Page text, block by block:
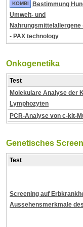
KOMBI
Bestimmung
Umwelt- und
Nahrungsmittelallergene
- PAX technology
Onkogenetika
Test
Molekulare Analyse der
Lymphozyten
PCR-Analyse von c-kit-
Genetisches
Test
Screening auf
Aussehensmerkmale